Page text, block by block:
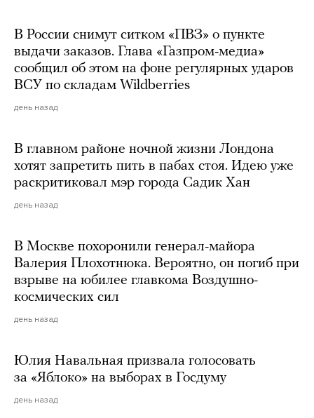
В России снимут ситком «ПВЗ» о пункте
выдачи заказов. Глава «Газпром-медиа»
сообщил об этом на фоне регулярных ударов
ВСУ по складам Wildberries
день назад
В главном районе ночной жизни Лондона
хотят запретить пить в пабах стоя. Идею уже
раскритиковал мэр города Садик Хан
день назад
В Москве похоронили генерал-майора
Валерия Плохотнюка. Вероятно, он погиб при
взрыве на юбилее главкома Воздушно-
космических сил
день назад
Юлия Навальная призвала голосовать
за «Яблоко» на выборах в Госдуму
день назад